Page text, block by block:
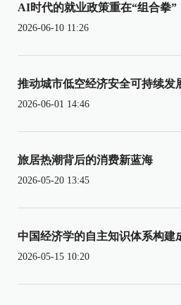
AI时代的就业政策重在“组合拳”
2026-06-10 11:26
推动城市低空经济安全可持续发
2026-06-01 14:46
旅居热潮背后的消费新蓝海
2026-05-20 13:45
中国经济学的自主知识体系构建
2026-05-15 10:20